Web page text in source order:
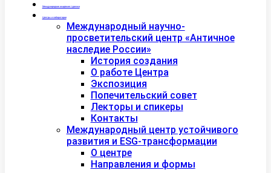
Международная академия туризма
Центры и лаборатории
Международный научно-
просветительский центр «Античное
наследие России»
История создания
О работе Центра
Экспозиция
Попечительский совет
Лекторы и спикеры
Контакты
Международный центр устойчивого
развития и ESG-трансформации
О центре
Направления и формы